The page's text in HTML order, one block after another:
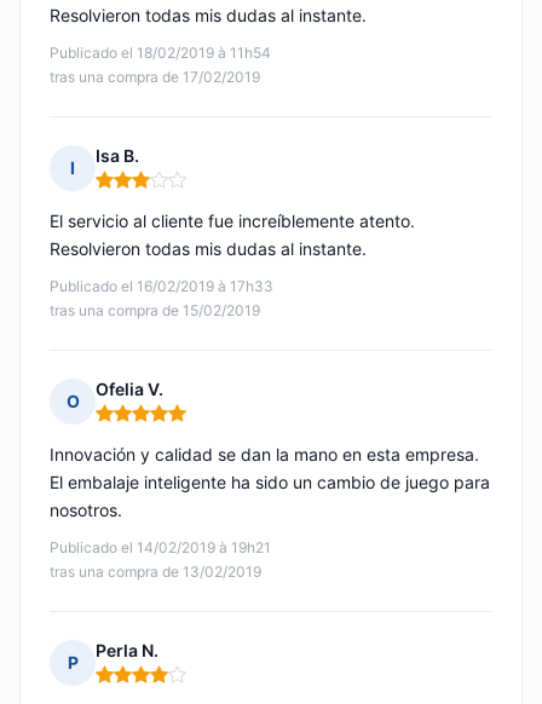
Publicado el 18/02/2019 à 11h54
tras una compra de 17/02/2019
Resolvieron todas mis dudas al instante.
I
Isa B.
Nota: 3 de 5
Publicado el 16/02/2019 à 17h33
tras una compra de 15/02/2019
El servicio al cliente fue increíblemente atento.
Resolvieron todas mis dudas al instante.
O
Ofelia V.
Nota: 5 de 5
Publicado el 14/02/2019 à 19h21
tras una compra de 13/02/2019
Innovación y calidad se dan la mano en esta empresa.
El embalaje inteligente ha sido un cambio de juego para
nosotros.
P
Perla N.
Nota: 4 de 5